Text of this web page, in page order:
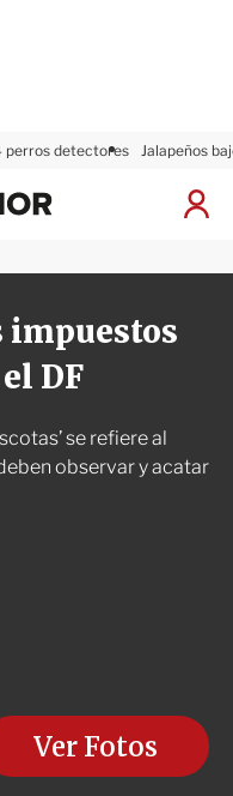
perros detectores Jalapeños
I
ó
x
l
i
o
r
impuestos
DF
se refiere al
observar y acatar
Ver Fotos